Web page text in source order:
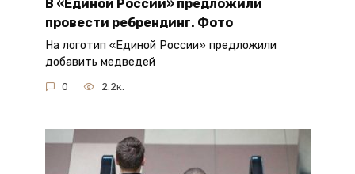
В «Единой России» предложили
провести ребрендинг. Фото
На логотип «Единой России» предложили
добавить медведей
0 2.2к.